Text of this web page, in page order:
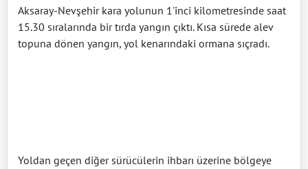
Aksaray-Nevşehir kara yolunun 1'inci kilometresinde saat
15.30 sıralarında bir tırda yangın çıktı. Kısa sürede alev
topuna dönen yangın, yol kenarındaki ormana sıçradı.
Yoldan geçen diğer sürücülerin ihbarı üzerine bölgeye